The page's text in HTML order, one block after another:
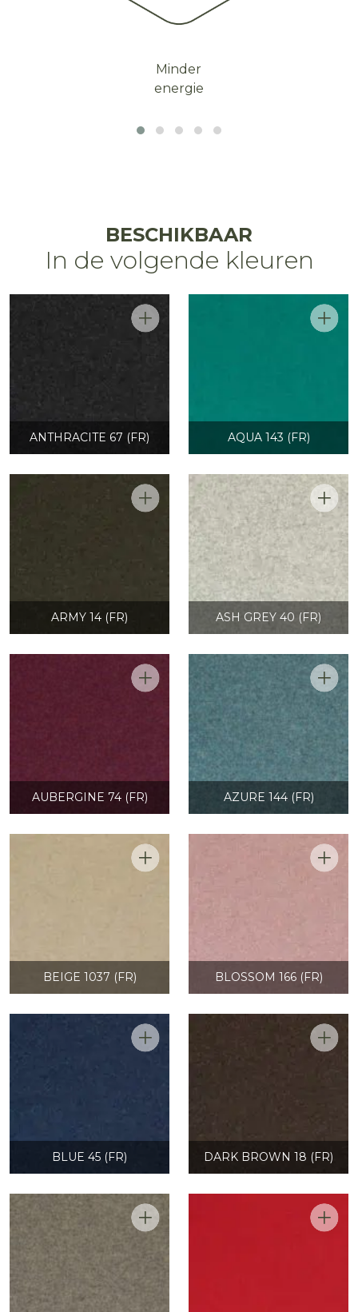
Minder
energie
BESCHIKBAAR
In de volgende kleuren
ANTHRACITE 67 (FR) AQUA 143 (FR)
ARMY 14 (FR) ASH GREY 40 (FR)
AUBERGINE 74 (FR) AZURE 144 (FR)
BEIGE 1037 (FR) BLOSSOM 166 (FR)
BLUE 45 (FR) DARK BROWN 18 (FR)